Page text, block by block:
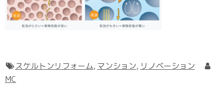
スケルトンリフォーム, マンション, リノベーション
MC